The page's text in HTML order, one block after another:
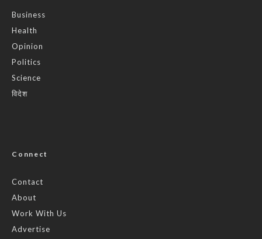
Business
Health
Opinion
Politics
Science
विदेश
Connect
Contact
About
Work With Us
Advertise